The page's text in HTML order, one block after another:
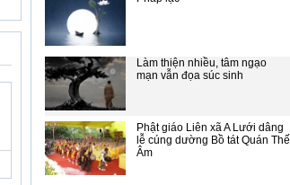
Làm thiện nhiều, tâm ngạo
mạn vẫn đọa súc sinh
Phật giáo Liên xã A Lưới dâng
lễ cúng dường Bồ tát Quán Thế
Âm